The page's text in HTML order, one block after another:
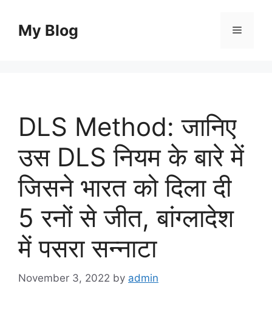
contentMy Blog Menu
DLS Method: जानिए
उस DLS नियम के बारे में
जिसने भारत को दिला दी
5 रनों से जीत, बांग्लादेश
में पसरा सन्नाटा
November 3, 2022 by admin